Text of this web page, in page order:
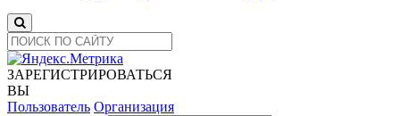
ЗАРЕГИСТРИРОВАТЬСЯ
ВЫ
Пользователь Организация